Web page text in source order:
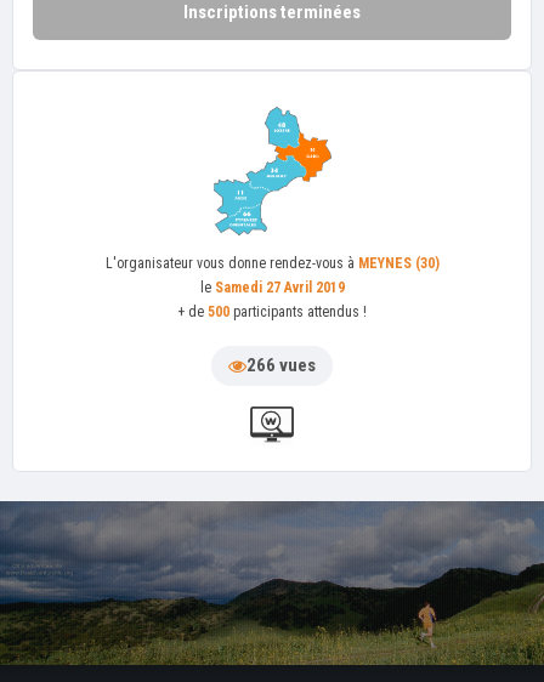
Inscriptions terminées
L'organisateur vous donne rendez-vous à MEYNES (30)
le Samedi 27 Avril 2019
+ de 500 participants attendus !
266 vues